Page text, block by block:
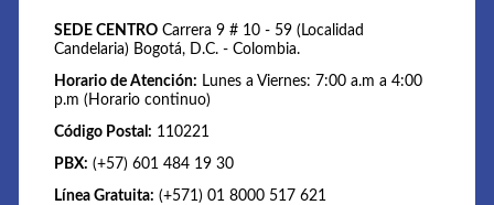
SEDE CENTRO Carrera 9 # 10 - 59 (Localidad
Candelaria) Bogotá, D.C. - Colombia.
Horario de Atención: Lunes a Viernes: 7:00 a.m a 4:00
p.m (Horario continuo)
Código Postal: 110221
PBX: (+57) 601 484 19 30
Línea Gratuita: (+571) 01 8000 517 621